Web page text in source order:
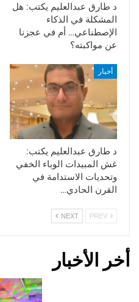
د طارق عبدالعليم يكتب: هل
المشكلة في الذكاء
الإصطناعي… أم في عجزنا
عن مواكبته؟
أخبار
د طارق عبدالعليم يكتب:
غش المبيدات الوباء الخفي
وتحديات الاستدامة في
القرن الحادي…
NEXT
أخر الأخبار